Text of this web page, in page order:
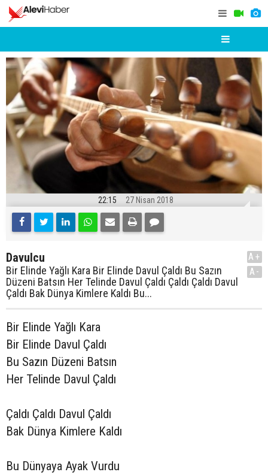
22:15 27 Nisan 2018
Davulcu
Bir Elinde Yağlı Kara Bir Elinde Davul Çaldı Bu Sazın
Düzeni Batsın Her Telinde Davul Çaldı Çaldı Çaldı Davul
Çaldı Bak Dünya Kimlere Kaldı Bu...
A+
A-
Bir Elinde Yağlı Kara
Bir Elinde Davul Çaldı
Bu Sazın Düzeni Batsın
Her Telinde Davul Çaldı
Çaldı Çaldı Davul Çaldı
Bak Dünya Kimlere Kaldı
Bu Dünyaya Ayak Vurdu